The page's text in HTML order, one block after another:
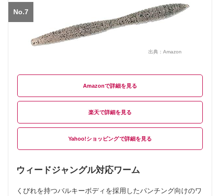
No.7
出典： Amazon
Amazon
楽天
Yahoo!ショッピング
ウィードジャングル対応ワーム
くびれを持つバルキーボディを採用したパンチング向けのワ